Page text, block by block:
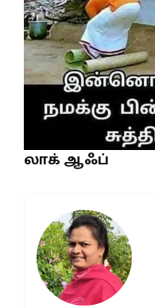
லாக் ஆஃப்